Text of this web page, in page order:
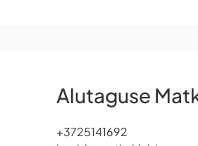
Alutaguse
+3725141692